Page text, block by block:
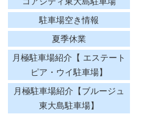
駐車場空き情報
夏季休業
月極駐車場紹介【 エステート
ピア・ウイ駐車場】
月極駐車場紹介【ブルージュ
東大島駐車場】